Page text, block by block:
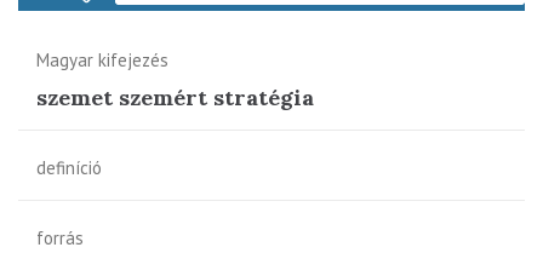
Magyar kifejezés
szemet szemért stratégia
definíció
forrás